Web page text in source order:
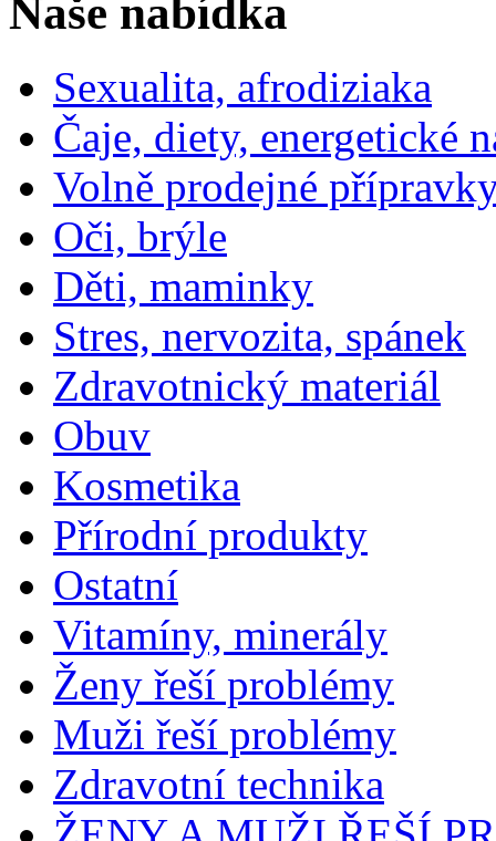
Naše nabídka
Sexualita, afrodiziaka
Čaje, diety, energetické
Volně prodejné
Oči, brýle
Děti, maminky
Stres, nervozita, spánek
Zdravotnický materiál
Obuv
Kosmetika
Přírodní produkty
Ostatní
Vitamíny, minerály
Ženy řeší problémy
Muži řeší problémy
Zdravotní technika